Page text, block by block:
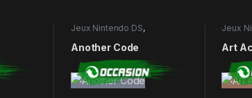
Jeux Nintendo DS,
Another Code
Jeux
Art